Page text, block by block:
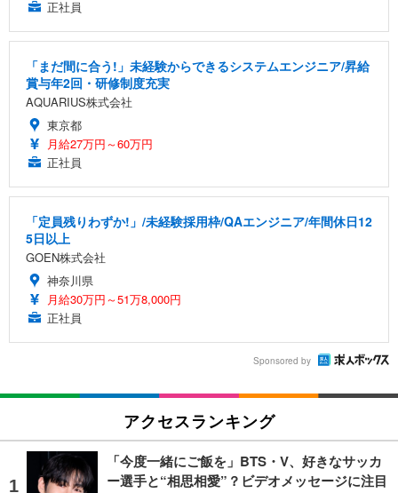
正社員
「まだ間に合う!」未経験からできるシステムエンジニア/昇給
賞与年2回・研修制度充実
AQUARIUS株式会社
東京都
月給27万円～60万円
正社員
「定員残りわずか!」/未経験採用枠/QAエンジニア/年間休日12
5日以上
GOEN株式会社
神奈川県
月給30万円～51万8,000円
正社員
Sponsored by
アクセスランキング
「今度一緒にご飯を」BTS・V、好きなサッカ
ー選手と“相思相愛”？ビデオメッセージに注目